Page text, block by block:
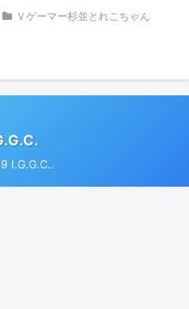
Ｖゲーマー杉並とれこちゃん
I.G.G.C..